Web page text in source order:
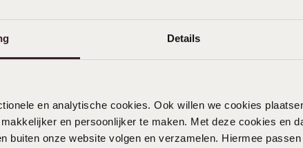
Details
en analytische cookies. Ook willen we cookies
en persoonlijker te maken. Met deze cookies en
buiten onze website volgen en verzamelen. Hiermee